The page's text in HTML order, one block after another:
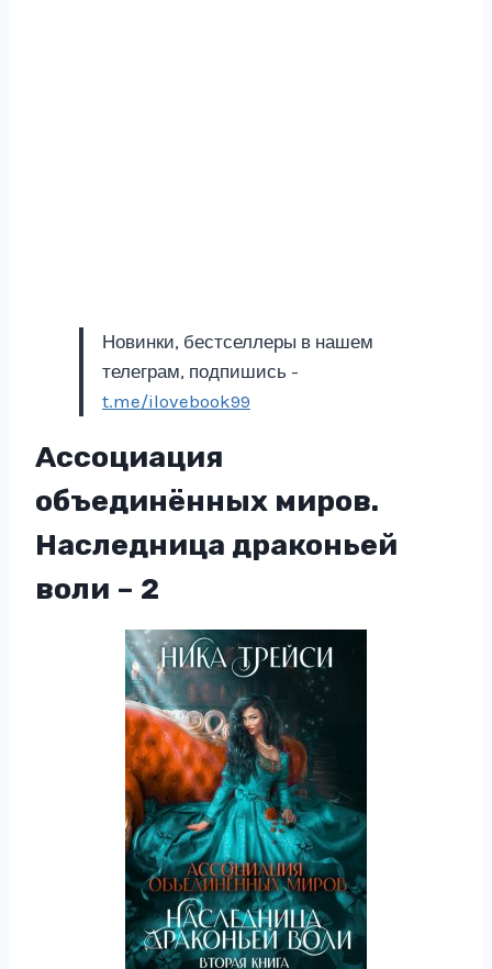
Новинки, бестселлеры в нашем
телеграм, подпишись -
t.me/ilovebook99
Ассоциация
объединённых миров.
Наследница драконьей
воли – 2